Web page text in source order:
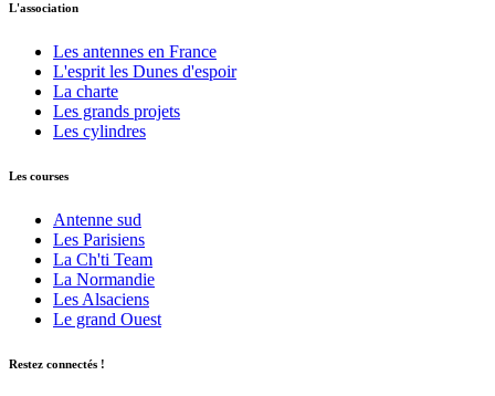
L'association
Les antennes en France
L'esprit les Dunes d'espoir
La charte
Les grands projets
Les cylindres
Les courses
Antenne sud
Les Parisiens
La Ch'ti Team
La Normandie
Les Alsaciens
Le grand Ouest
Restez connectés !